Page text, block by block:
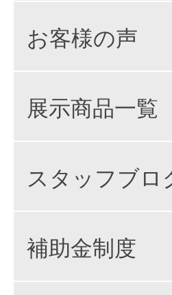
お客様の声
展示商品一覧
スタッフブロ
補助金制度